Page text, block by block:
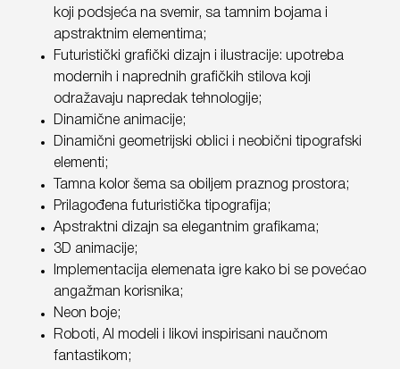
koji podsjeća na svemir, sa tamnim bojama i
apstraktnim elementima;
Futuristički grafički dizajn i ilustracije: upotreba
modernih i naprednih grafičkih stilova koji
odražavaju napredak tehnologije;
Dinamične animacije;
Dinamični geometrijski oblici i neobični tipografski
elementi;
Tamna kolor šema sa obiljem praznog prostora;
Prilagođena futuristička tipografija;
Apstraktni dizajn sa elegantnim grafikama;
3D animacije;
Implementacija elemenata igre kako bi se povećao
angažman korisnika;
Neon boje;
Roboti, AI modeli i likovi inspirisani naučnom
fantastikom;